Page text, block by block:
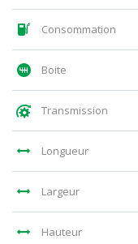
Consommation
Boite
Transmission
Longueur
Largeur
Hauteur